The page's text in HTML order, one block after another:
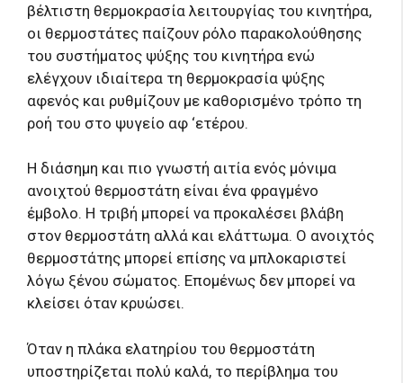
βέλτιστη θερμοκρασία λειτουργίας του κινητήρα,
οι θερμοστάτες παίζουν ρόλο παρακολούθησης
του συστήματος ψύξης του κινητήρα ενώ
ελέγχουν ιδιαίτερα τη θερμοκρασία ψύξης
αφενός και ρυθμίζουν με καθορισμένο τρόπο τη
ροή του στο ψυγείο αφ ‘ετέρου.
Η διάσημη και πιο γνωστή αιτία ενός μόνιμα
ανοιχτού θερμοστάτη είναι ένα φραγμένο
έμβολο. Η τριβή μπορεί να προκαλέσει βλάβη
στον θερμοστάτη αλλά και ελάττωμα. Ο ανοιχτός
θερμοστάτης μπορεί επίσης να μπλοκαριστεί
λόγω ξένου σώματος. Επομένως δεν μπορεί να
κλείσει όταν κρυώσει.
Όταν η πλάκα ελατηρίου του θερμοστάτη
υποστηρίζεται πολύ καλά, το περίβλημα του